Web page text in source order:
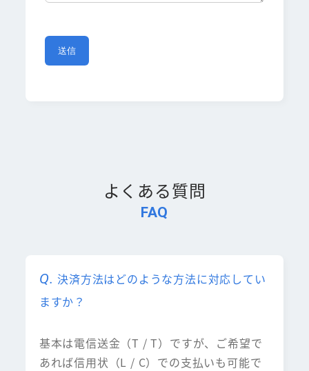
FAQ
よくある質問
決済方法はどのような方法に対応してい
ますか？
基本は電信送金（T / T）ですが、ご希望で
あれば信用状（L / C）での支払いも可能で